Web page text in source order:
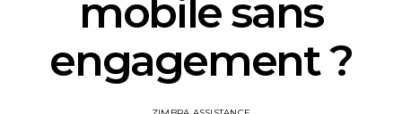
mobile sans
engagement ?